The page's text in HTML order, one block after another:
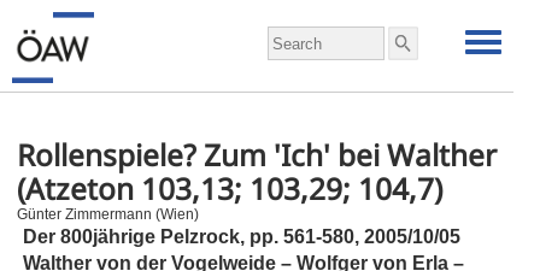
Rollenspiele? Zum 'Ich' bei Walther
(Atzeton 103,13; 103,29; 104,7)
Günter Zimmermann (Wien)
Der 800jährige Pelzrock, pp. 561-580, 2005/10/05
Walther von der Vogelweide – Wolfger von Erla –